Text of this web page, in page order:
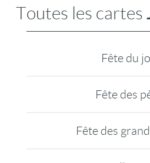
Toutes les cartes
Fête du
Fête des
Fête des